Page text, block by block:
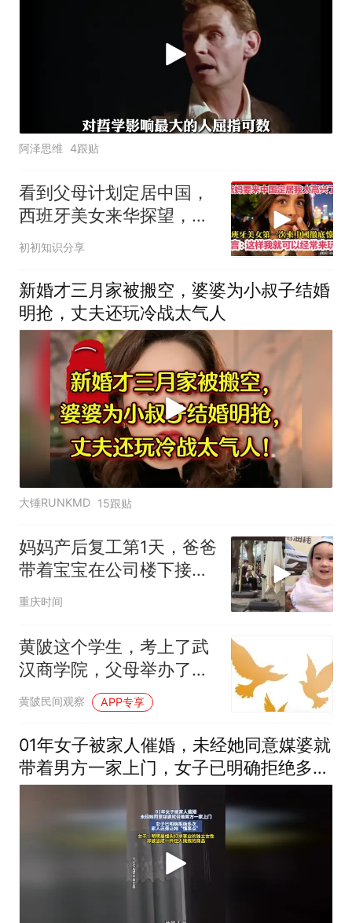
阿泽思维 4跟贴
看到父母计划定居中国，
西班牙美女来华探望，高
兴坏了直言不想走
初初知识分享
新婚才三月家被搬空，婆婆为小叔子结婚
明抢，丈夫还玩冷战太气人
大锤RUNKMD 15跟贴
妈妈产后复工第1天，爸爸
带着宝宝在公司楼下接她
回家，回看视频感慨满满
重庆时间
黄陂这个学生，考上了武
汉商学院，父母举办了盛
大的庆祝仪式，究竟怎么
黄陂民间观察 APP专享
01年女子被家人催婚，未经她同意媒婆就
带着男方一家上门，女子已明确拒绝多
次，家人还是让她“懂事点”